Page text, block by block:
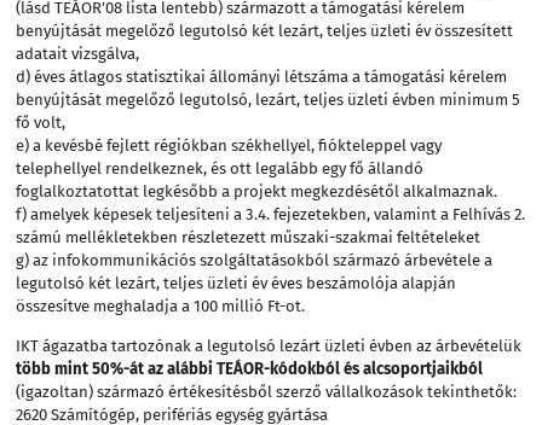
(lásd TEÁOR’08 lista lentebb) származott a támogatási kérelem
benyújtását megelőző legutolsó két lezárt, teljes üzleti év összesített
adatait vizsgálva,
d) éves átlagos statisztikai állományi létszáma a támogatási kérelem
benyújtását megelőző legutolsó, lezárt, teljes üzleti évben minimum 5
fő volt,
e) a kevésbé fejlett régiókban székhellyel, fiókteleppel vagy
telephellyel rendelkeznek, és ott legalább egy fő állandó
foglalkoztatottat legkésőbb a projekt megkezdésétől alkalmaznak.
f) amelyek képesek teljesíteni a 3.4. fejezetekben, valamint a Felhívás 2.
számú mellékletekben részletezett műszaki-szakmai feltételeket
g) az infokommunikációs szolgáltatásokból származó árbevétele a
legutolsó két lezárt, teljes üzleti év éves beszámolója alapján
összesítve meghaladja a 100 millió Ft-ot.
IKT ágazatba tartozónak a legutolsó lezárt üzleti évben az árbevételük
több mint 50%-át az alábbi TEÁOR-kódokból és alcsoportjaikból
(igazoltan) származó értékesítésből szerző vállalkozások tekinthetők:
2620 Számítógép, perifériás egység gyártása